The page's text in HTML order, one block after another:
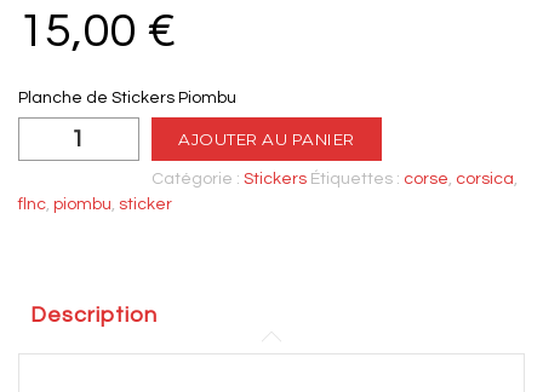
15,00 €
Planche de Stickers Piombu
quantité
de
AJOUTER AU PANIER
Catégorie : Stickers Étiquettes : corse corsica
flnc piombu sticker
Description